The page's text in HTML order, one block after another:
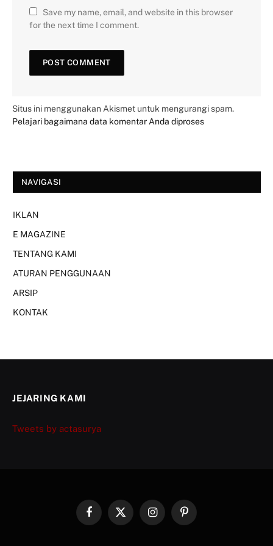
Save my name, email, and website in this browser
for the next time I comment.
Situs ini menggunakan Akismet untuk mengurangi spam.
Pelajari bagaimana data komentar Anda diproses
NAVIGASI
IKLAN
E MAGAZINE
TENTANG KAMI
ATURAN PENGGUNAAN
ARSIP
KONTAK
JEJARING KAMI
Tweets by actasurya
FacebookX
InstagramPinterest